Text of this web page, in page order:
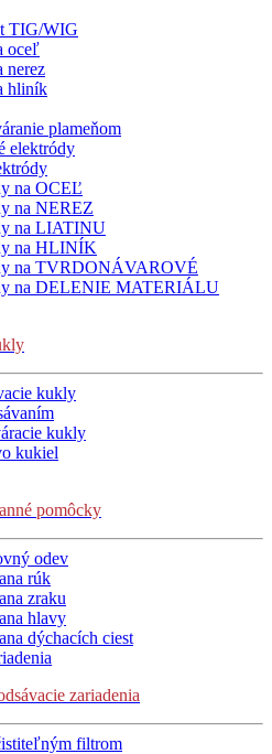
TIG/WIG
oceľ
nerez
hliník
plameňom
elektródy
na OCEĽ
na NEREZ
na LIATINU
na HLINÍK
na TVRDONÁVAROVÉ
na DELENIE MATERIÁLU
kukly
kukly
kukiel
pomôcky
odev
rúk
zraku
hlavy
dýchacích ciest
zariadenia
filtrom